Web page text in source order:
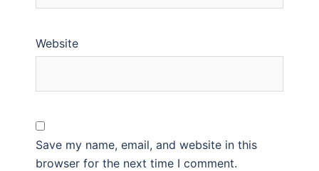
Website
Save my name, email, and website in this
browser for the next time I comment.